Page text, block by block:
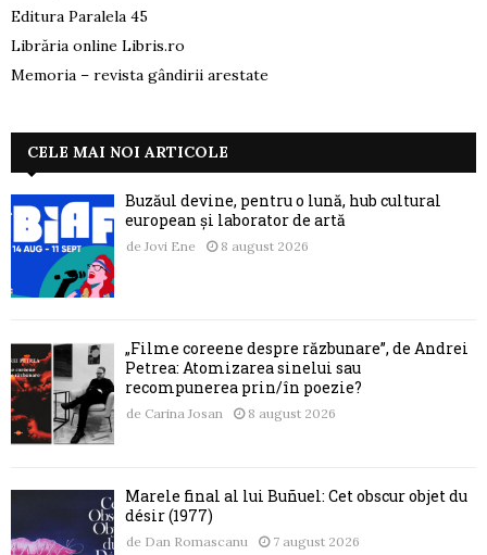
Editura Paralela 45
Librăria online Libris.ro
Memoria – revista gândirii arestate
CELE MAI NOI ARTICOLE
Buzăul devine, pentru o lună, hub cultural
european și laborator de artă
de Jovi Ene 8 august 2026
„Filme coreene despre răzbunare”, de Andrei
Petrea: Atomizarea sinelui sau
recompunerea prin/în poezie?
de Carina Josan 8 august 2026
Marele final al lui Buñuel: Cet obscur objet du
désir (1977)
de Dan Romascanu 7 august 2026